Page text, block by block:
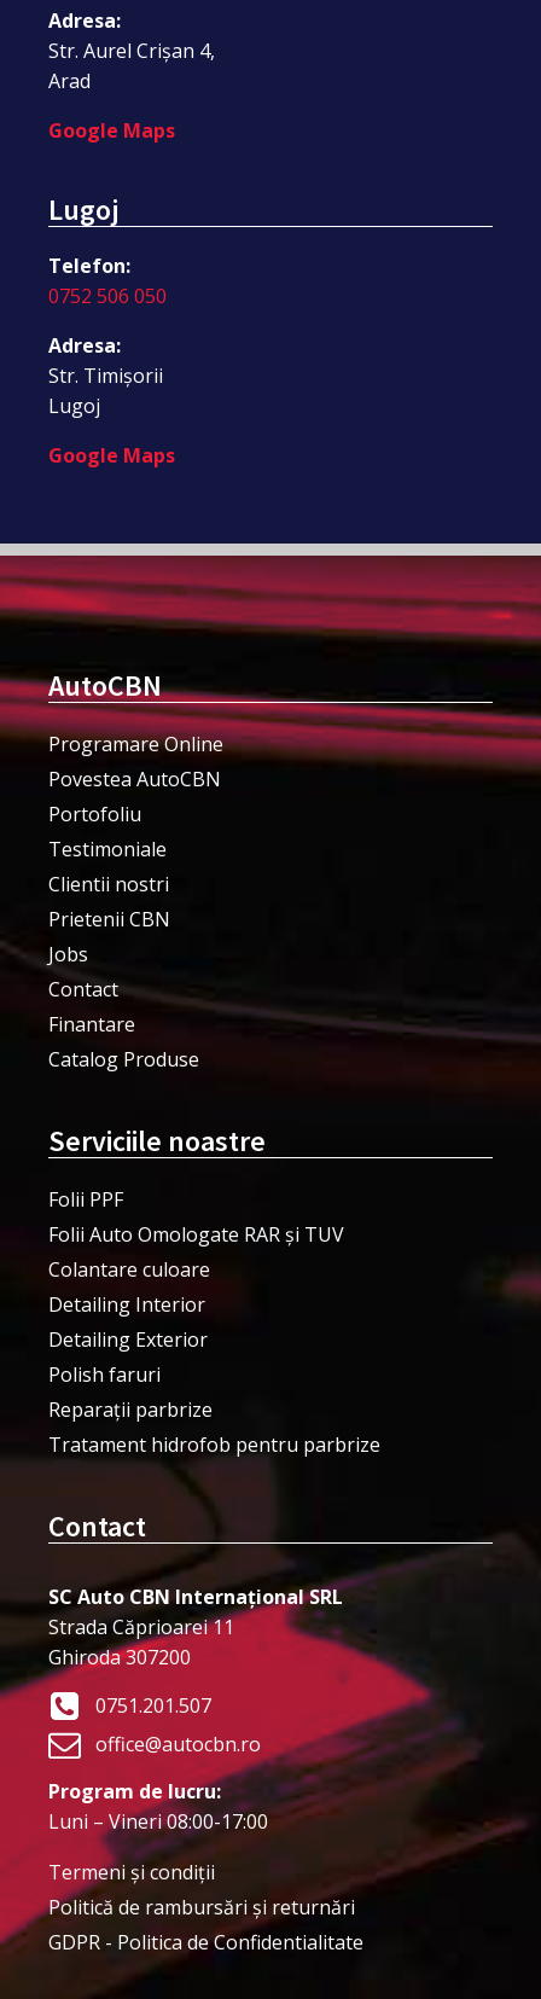
Adresa:
Str. Aurel Crișan 4,
Arad
Google Maps
Lugoj
Telefon:
0752 506 050
Adresa:
Str. Timișorii
Lugoj
Google Maps
AutoCBN
Programare Online
Povestea AutoCBN
Portofoliu
Testimoniale
Clientii nostri
Prietenii CBN
Jobs
Contact
Finantare
Catalog Produse
Serviciile noastre
Folii PPF
Folii Auto Omologate RAR și TUV
Colantare culoare
Detailing Interior
Detailing Exterior
Polish faruri
Reparații parbrize
Tratament hidrofob pentru parbrize
Contact
SC Auto CBN Internațional SRL
Strada Căprioarei 11
Ghiroda 307200
0751.201.507
office@autocbn.ro
Program de lucru:
Luni – Vineri 08:00-17:00
Termeni şi condiţii
Politică de rambursări și returnări
GDPR - Politica de Confidentialitate